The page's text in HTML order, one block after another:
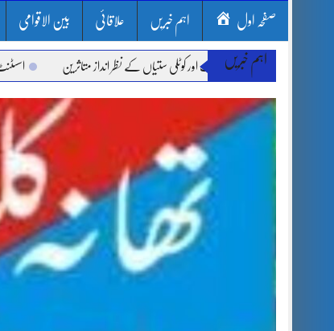
صفحہ اول اہم خبریں علاقائی بین الاقوامی
اہم خبریں
بارشیں، لینڈ سلائیڈنگ اور کوٹلی ستیاں کے نظر انداز متاثرین اسسٹنٹ